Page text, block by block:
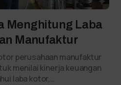
Menghitung Laba
Manufaktur
perusahaan manufaktur
menilai kinerja keuangan
laba kotor,…